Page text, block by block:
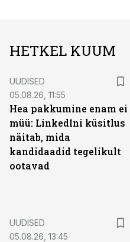
HETKEL KUUM
UUDISED
05.08.26, 11:55
Hea pakkumine enam ei
müü: LinkedIni küsitlus
näitab, mida
kandidaadid tegelikult
ootavad
UUDISED
05.08.26, 13:45